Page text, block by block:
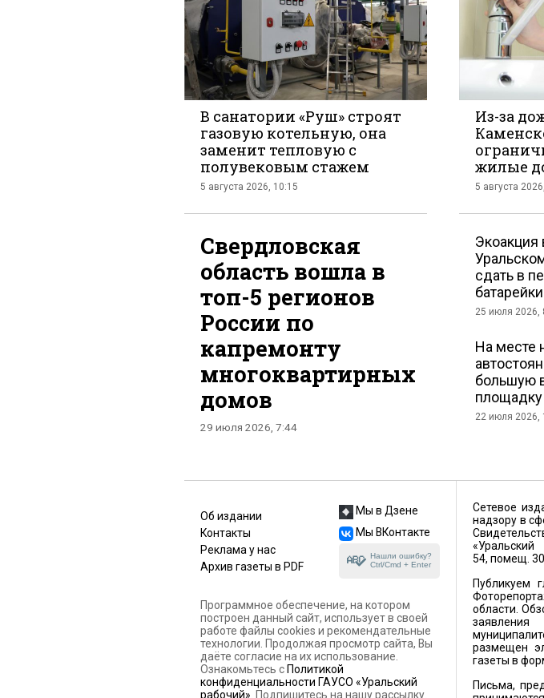
во
Вконтакте
В санатории «Руш» строят
газовую котельную, она
заменит тепловую с
полувековым стажем
5 августа 2026, 10:15
Из-за
жилые
5 августа
Свердловская
область вошла в
топ-5 регионов
России по
капремонту
многоквартирных
домов
29 июля 2026, 7:44
Экоакция
сдать в
25 июля 2026,
На месте
большую
площадку
22 июля 2026,
Об издании
Контакты
Реклама у нас
Архив газеты в PDF
Мы в Дзене
Мы ВКонтакте
Нашли ошибку?
Ctrl/Cmd + Enter
Программное обеспечение, на котором
построен данный сайт, использует в своей
работе файлы cookies и рекомендательные
технологии. Продолжая просмотр сайта, Вы
даёте согласие на их использование.
Ознакомьтесь с Политикой
конфиденциальности ГАУСО «Уральский
рабочий» . Подпишитесь на нашу рассылку.
Сетевое
надзору в
54, помещ.
Публикуем
области.
заявления
размещен
газеты в
Письма,